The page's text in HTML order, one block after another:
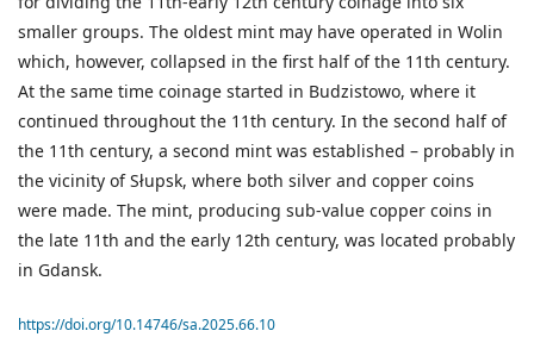
smaller groups. The oldest mint may have operated in Wolin
which, however, collapsed in the first half of the 11th century.
At the same time coinage started in Budzistowo, where it
continued throughout the 11th century. In the second half of
the 11th century, a second mint was established – probably in
the vicinity of Słupsk, where both silver and copper coins
were made. The mint, producing sub-value copper coins in
the late 11th and the early 12th century, was located probably
in Gdansk.
https://doi.org/10.14746/sa.2025.66.10